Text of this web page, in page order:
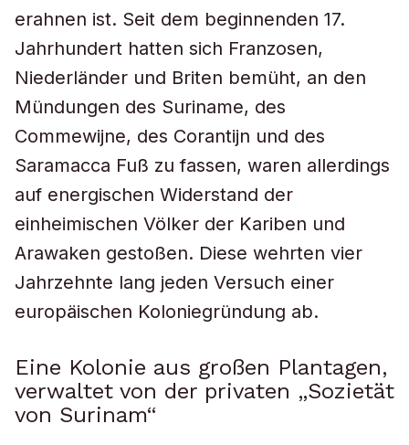
erahnen ist. Seit dem beginnenden 17.
Jahrhundert hatten sich Franzosen,
Niederländer und Briten bemüht, an den
Mündungen des Suriname, des
Commewijne, des Corantijn und des
Saramacca Fuß zu fassen, waren allerdings
auf energischen Widerstand der
einheimischen Völker der Kariben und
Arawaken gestoßen. Diese wehrten vier
Jahrzehnte lang jeden Versuch einer
europäischen Koloniegründung ab.
Eine Kolonie aus großen Plantagen,
verwaltet von der privaten „Sozietät
von Surinam“